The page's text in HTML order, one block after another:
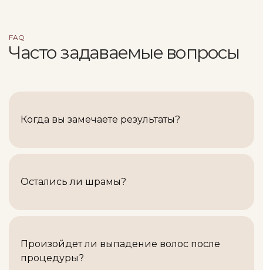
FAQ
Часто задаваемые вопросы
Когда вы замечаете результаты?
течение 3-4 недель.
Остались ли шрамы?
болезненность.
Произойдет ли выпадение волос после
процедуры?